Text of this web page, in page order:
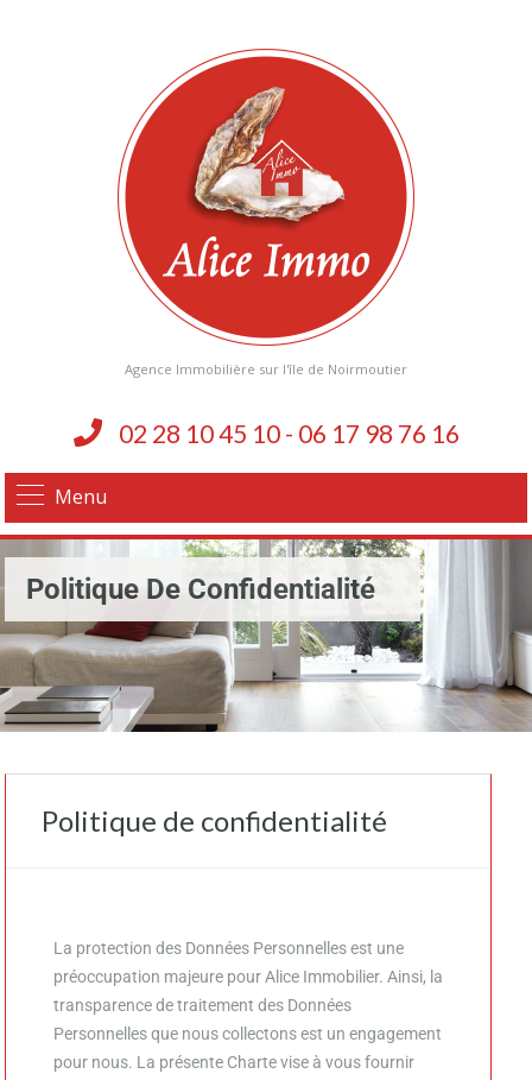
Agence Immobilière sur l'île de Noirmoutier
Menu
02 28 10 45 10 - 06 17 98 76 16
Politique De Confidentialité
Politique de confidentialité
La protection des Données Personnelles est une
préoccupation majeure pourAlice Immobilier. Ainsi, la
transparence de traitement des Données
Personnelles que nous collectons est un engagement
pour nous. La présente Charte vise à vous fournir